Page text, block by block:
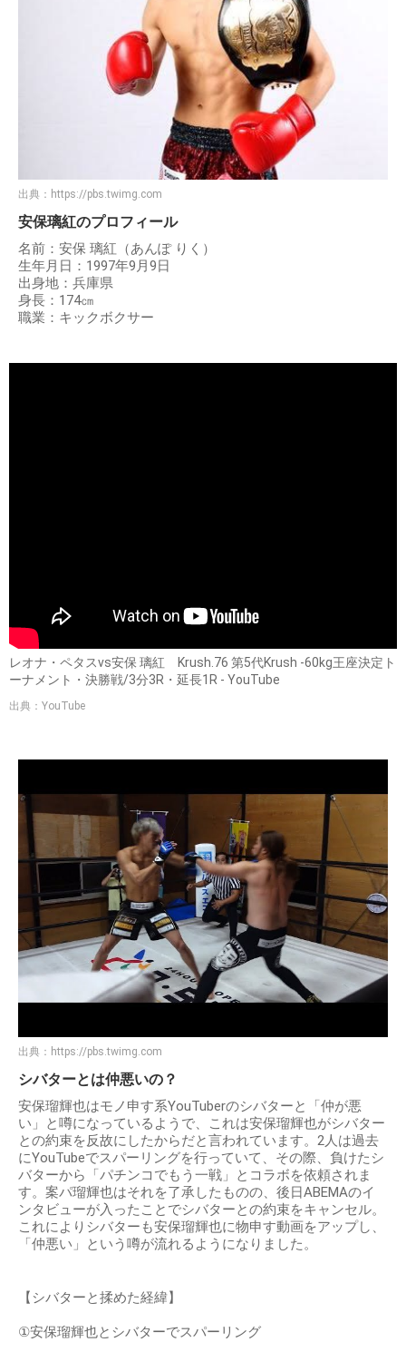
出典： https://pbs.twimg.com
安保璃紅のプロフィール
名前：安保 璃紅（あんぽ りく）
生年月日：1997年9月9日
出身地：兵庫県
身長：174㎝
職業：キックボクサー
レオナ・ペタスvs安保 璃紅 Krush.76 第5代Krush -60kg王座決定ト
ーナメント・決勝戦/3分3R・延長1R - YouTube
出典：YouTube
出典： https://pbs.twimg.com
シバターとは仲悪いの？
安保瑠輝也はモノ申す系YouTuberのシバターと「仲が悪
い」と噂になっているようで、これは安保瑠輝也がシバター
との約束を反故にしたからだと言われています。2人は過去
にYouTubeでスパーリングを行っていて、その際、負けたシ
バターから「パチンコでもう一戦」とコラボを依頼されま
す。案パ瑠輝也はそれを了承したものの、後日ABEMAのイ
ンタビューが入ったことでシバターとの約束をキャンセル。
これによりシバターも安保瑠輝也に物申す動画をアップし、
「仲悪い」という噂が流れるようになりました。
【シバターと揉めた経緯】
①安保瑠輝也とシバターでスパーリング